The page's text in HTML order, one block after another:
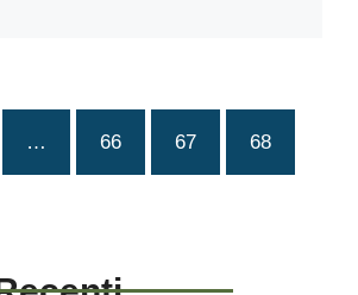
… 66 67 68